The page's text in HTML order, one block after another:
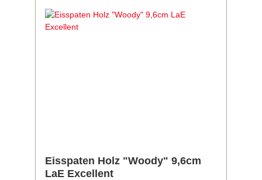
Eisspaten Holz "Woody" 9,6cm
LaE Excellent